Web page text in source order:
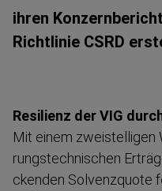
ihren
Richtlinie CSRD
Resilienz der VIG
Mit einem
rungs­tech­nischen
ckenden Solvenzquote